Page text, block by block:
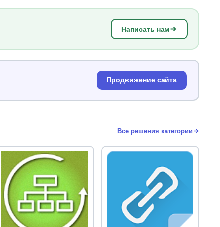
Написать нам
Продвижение сайта
Все решения категории